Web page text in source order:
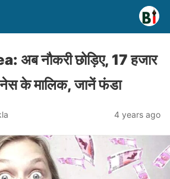
नौकरी छोड़िए, 17 हजार
के मालिक, जानें फंडा
4 years ago